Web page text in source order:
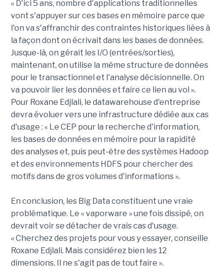
« D'ici 5 ans, nombre d'applications traditionnelles
vont s'appuyer sur ces bases en mémoire parce que
l'on va s'affranchir des contraintes historiques liées à
la façon dont on écrivait dans les bases de données.
Jusque-là, on gérait les I/O (entrées/sorties),
maintenant, on utilise la même structure de données
pour le transactionnel et l'analyse décisionnelle. On
va pouvoir lier les données et faire ce lien au vol ».
Pour Roxane Edjlali, le datawarehouse d'entreprise
devra évoluer vers une infrastructure dédiée aux cas
d'usage : « Le CEP pour la recherche d'information,
les bases de données en mémoire pour la rapidité
des analyses et, puis peut-être des systèmes Hadoop
et des environnements HDFS pour chercher des
motifs dans de gros volumes d'informations ».
En conclusion, les Big Data constituent une vraie
problématique. Le « vaporware » une fois dissipé, on
devrait voir se détacher de vrais cas d'usage.
« Cherchez des projets pour vous y essayer, conseille
Roxane Edjlali. Mais considérez bien les 12
dimensions. Il ne s'agit pas de tout faire ».